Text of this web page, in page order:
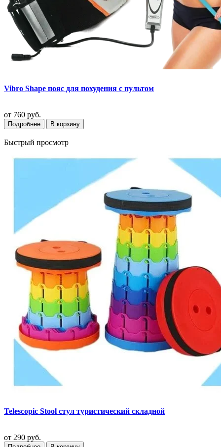
Vibro Shape пояс для похудения с пультом
от 760 руб.
Подробнее В корзину
Быстрый просмотр
Telescopic Stool стул туристический складной
от 290 руб.